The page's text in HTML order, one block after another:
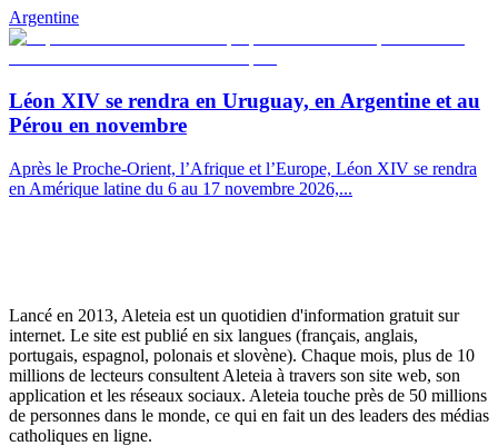
Argentine
Léon XIV se rendra en Uruguay, en Argentine et au
Pérou en novembre
Après le Proche-Orient, l’Afrique et l’Europe, Léon XIV se rendra
en Amérique latine du 6 au 17 novembre 2026,...
Lancé en 2013, Aleteia est un quotidien d'information gratuit sur
internet. Le site est publié en six langues (français, anglais,
portugais, espagnol, polonais et slovène). Chaque mois, plus de 10
millions de lecteurs consultent Aleteia à travers son site web, son
application et les réseaux sociaux. Aleteia touche près de 50 millions
de personnes dans le monde, ce qui en fait un des leaders des médias
catholiques en ligne.